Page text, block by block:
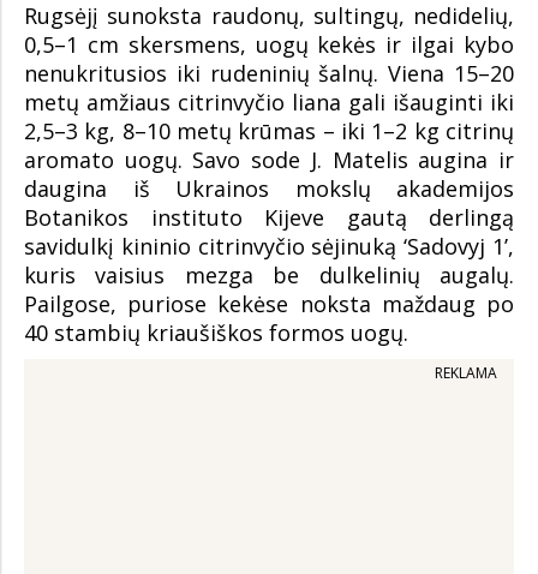
Rugsėjį sunoksta raudonų, sultingų, nedidelių,
0,5–1 cm skersmens, uogų kekės ir ilgai kybo
nenukritusios iki rudeninių šalnų. Viena 15–20
metų amžiaus citrinvyčio liana gali išauginti iki
2,5–3 kg, 8–10 metų krūmas – iki 1–2 kg citrinų
aromato uogų. Savo sode J. Matelis augina ir
daugina iš Ukrainos mokslų akademijos
Botanikos instituto Kijeve gautą derlingą
savidulkį kininio citrinvyčio sėjinuką ‘Sadovyj 1ʼ,
kuris vaisius mezga be dulkelinių augalų.
Pailgose, puriose kekėse noksta maždaug po
40 stambių kriaušiškos formos uogų.
REKLAMA